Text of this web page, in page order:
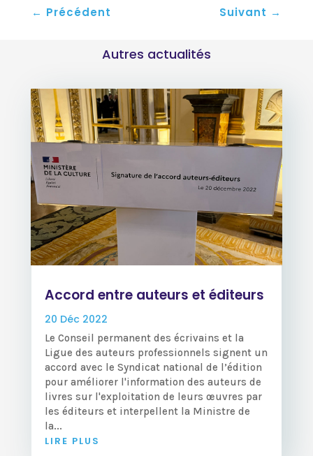
← Précédent Suivant →
Autres actualités
Accord entre auteurs et éditeurs
20 Déc 2022
Le Conseil permanent des écrivains et la
Ligue des auteurs professionnels signent un
accord avec le Syndicat national de l’édition
pour améliorer l'information des auteurs de
livres sur l'exploitation de leurs œuvres par
les éditeurs et interpellent la Ministre de
la...
LIRE PLUS